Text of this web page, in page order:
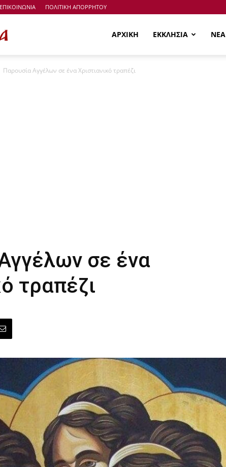
ΕΠΙΚΟΙΝΩΝΙΑ ΠΟΛΙΤΙΚΗ ΑΠΟΡΡΗΤΟΥ
Μονοπάτια
ΑΡΧΙΚΗ ΕΚΚΛΗΣΙΑ ΝΕΑ
Παρουσία Αγγέλων σε ένα Χριστιανικό τραπέζι
σε ένα
τραπέζι